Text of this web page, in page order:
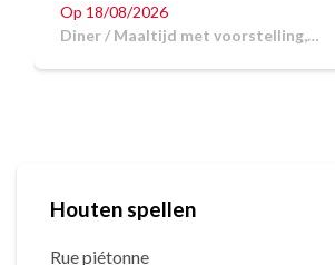
Op 18/08/2026
Diner / Maaltijd met voorstelling,
Houten spellen
Rue piétonne